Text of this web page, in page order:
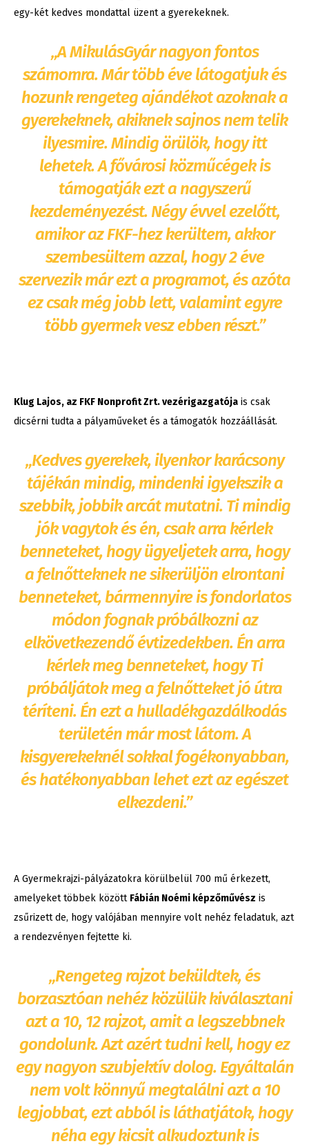
egy-két kedves mondattal üzent a gyerekeknek.
„A MikulásGyár nagyon fontos
számomra. Már több éve látogatjuk és
hozunk rengeteg ajándékot azoknak a
gyerekeknek, akiknek sajnos nem telik
ilyesmire. Mindig örülök, hogy itt
lehetek. A fővárosi közműcégek is
támogatják ezt a nagyszerű
kezdeményezést. Négy évvel ezelőtt,
amikor az FKF-hez kerültem, akkor
szembesültem azzal, hogy 2 éve
szervezik már ezt a programot, és azóta
ez csak még jobb lett, valamint egyre
több gyermek vesz ebben részt.”
Klug Lajos, az FKF Nonprofit Zrt. vezérigazgatója is csak
dicsérni tudta a pályaműveket és a támogatók hozzáállását.
„Kedves gyerekek, ilyenkor karácsony
tájékán mindig, mindenki igyekszik a
szebbik, jobbik arcát mutatni. Ti mindig
jók vagytok és én, csak arra kérlek
benneteket, hogy ügyeljetek arra, hogy
a felnőtteknek ne sikerüljön elrontani
benneteket, bármennyire is fondorlatos
módon fognak próbálkozni az
elkövetkezendő évtizedekben. Én arra
kérlek meg benneteket, hogy Ti
próbáljátok meg a felnőtteket jó útra
téríteni. Én ezt a hulladékgazdálkodás
területén már most látom. A
kisgyerekeknél sokkal fogékonyabban,
és hatékonyabban lehet ezt az egészet
elkezdeni.”
A Gyermekrajzi-pályázatokra körülbelül 700 mű érkezett,
amelyeket többek között Fábián Noémi képzőművész is
zsűrizett de, hogy valójában mennyire volt nehéz feladatuk, azt
a rendezvényen fejtette ki.
„Rengeteg rajzot beküldtek, és
borzasztóan nehéz közülük kiválasztani
azt a 10, 12 rajzot, amit a legszebbnek
gondolunk. Azt azért tudni kell, hogy ez
egy nagyon szubjektív dolog. Egyáltalán
nem volt könnyű megtalálni azt a 10
legjobbat, ezt abból is láthatjátok, hogy
néha egy kicsit alkudoztunk is